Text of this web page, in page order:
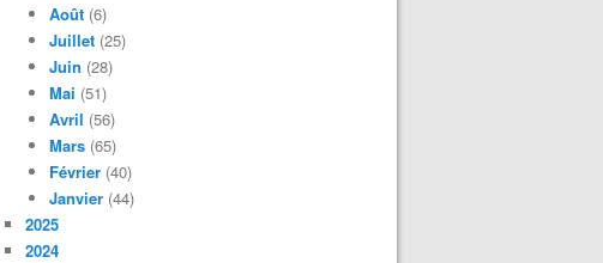
Août (6)
Juillet (25)
Juin (28)
Mai (51)
Avril (56)
Mars (65)
Février (40)
Janvier (44)
2025
2024